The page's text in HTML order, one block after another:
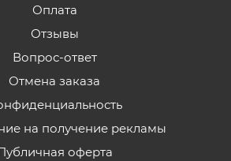
Оплата
Отзывы
Вопрос-ответ
Отмена заказа
на получение рекламы
оферта